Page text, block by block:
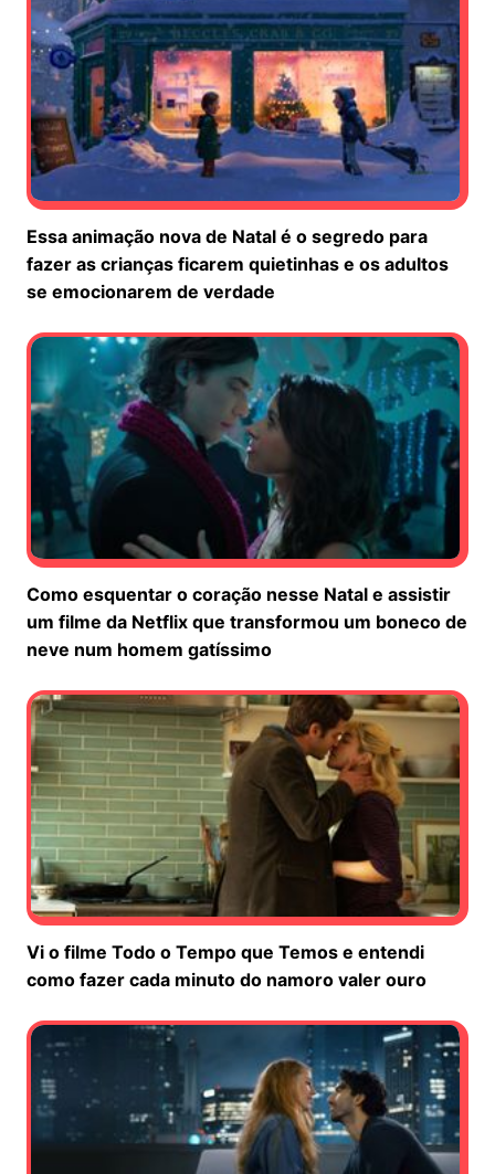
Essa animação nova de Natal é o segredo para
fazer as crianças ficarem quietinhas e os adultos
se emocionarem de verdade
Como esquentar o coração nesse Natal e assistir
um filme da Netflix que transformou um boneco de
neve num homem gatíssimo
Vi o filme Todo o Tempo que Temos e entendi
como fazer cada minuto do namoro valer ouro